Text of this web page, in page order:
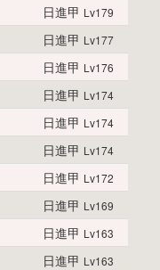
日進甲 Lv179
日進甲 Lv177
日進甲 Lv176
日進甲 Lv174
日進甲 Lv174
日進甲 Lv174
日進甲 Lv172
日進甲 Lv169
日進甲 Lv163
日進甲 Lv163